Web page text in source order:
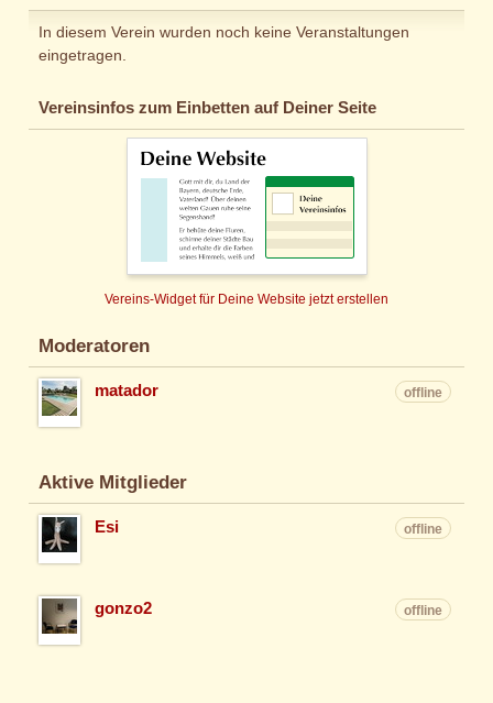
In diesem Verein wurden noch keine Veranstaltungen
eingetragen.
Vereinsinfos zum Einbetten auf Deiner Seite
Vereins-Widget für Deine Website jetzt erstellen
Moderatoren
matador offline
Aktive Mitglieder
Esi offline
gonzo2 offline